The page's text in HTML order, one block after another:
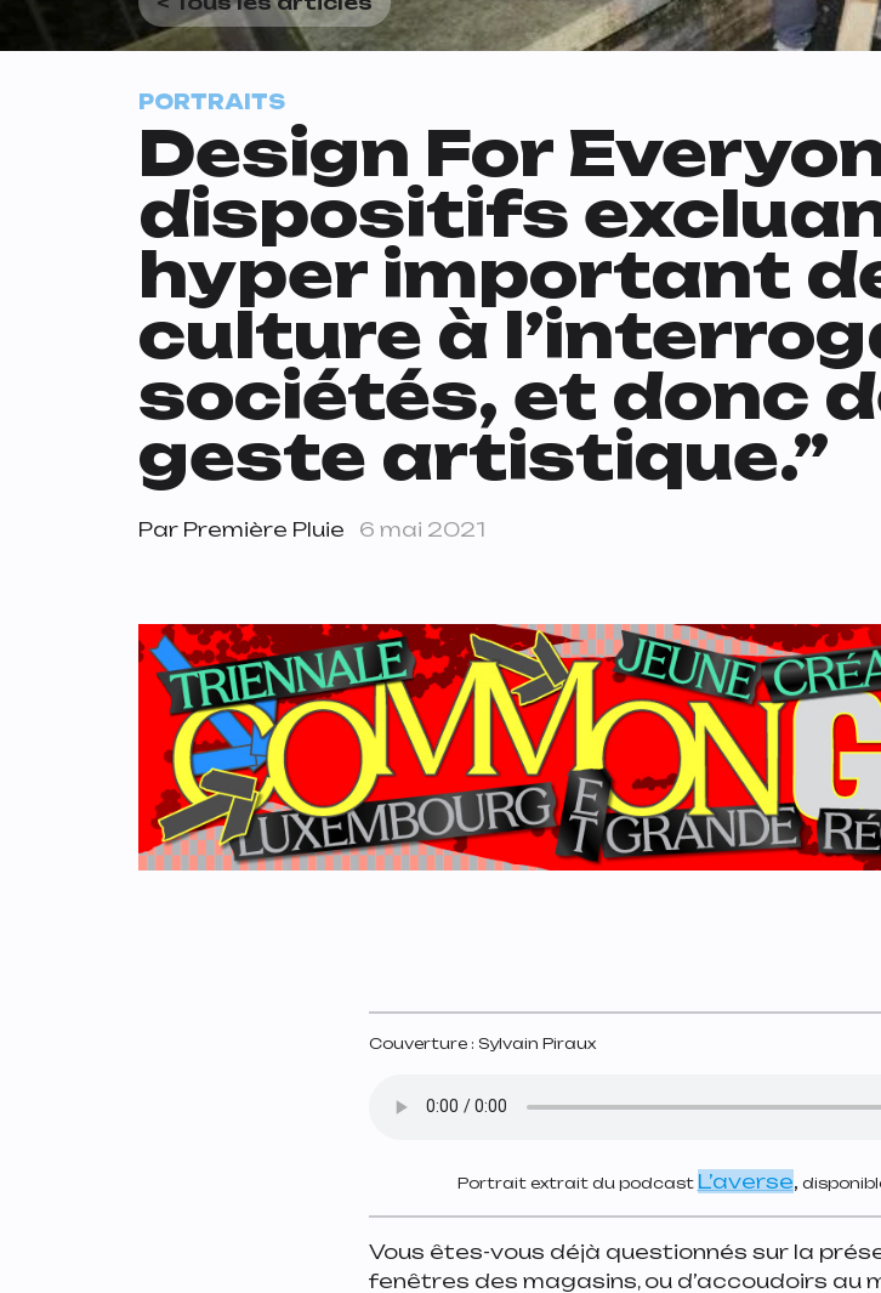
PORTRAITS
Design For
dispositifs
hyper important
culture à
sociétés, et donc
geste artistique.”
Par Première Pluie 6 mai 2021
Couverture : Sylvain Piraux
Portrait extrait du podcast L’averse,
Vous êtes-vous déjà questionnés sur la
fenêtres des magasins, ou d’accoudoirs au